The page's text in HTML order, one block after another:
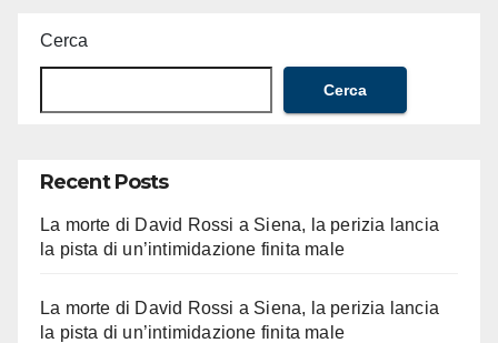
Cerca
Cerca
Recent Posts
La morte di David Rossi a Siena, la perizia lancia
la pista di un’intimidazione finita male
La morte di David Rossi a Siena, la perizia lancia
la pista di un’intimidazione finita male